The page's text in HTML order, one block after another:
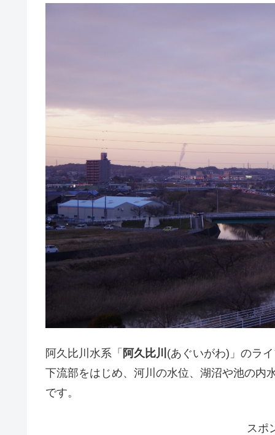
阿久比川水系「 阿久比川 (あぐいがわ)」のラ
下流部をはじめ、河川の水位、湖沼や池の内
です。
スポ